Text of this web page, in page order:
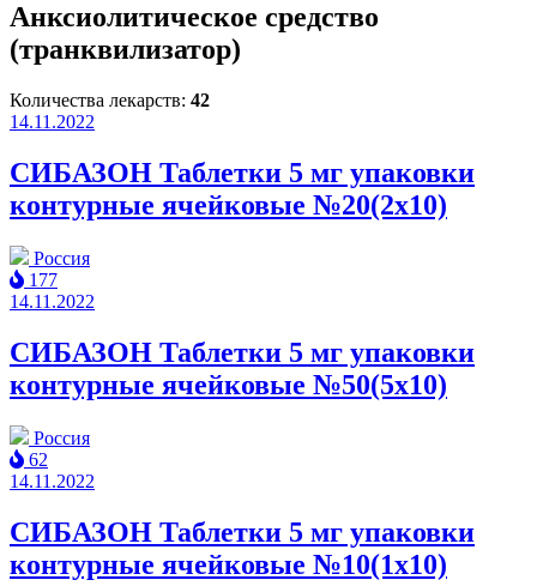
Анксиолитическое средство
(транквилизатор)
Количества лекарств: 42
14.11.2022
СИБАЗОН Таблетки 5 мг упаковки
контурные ячейковые №20(2x10)
Россия
177
14.11.2022
СИБАЗОН Таблетки 5 мг упаковки
контурные ячейковые №50(5x10)
Россия
62
14.11.2022
СИБАЗОН Таблетки 5 мг упаковки
контурные ячейковые №10(1x10)